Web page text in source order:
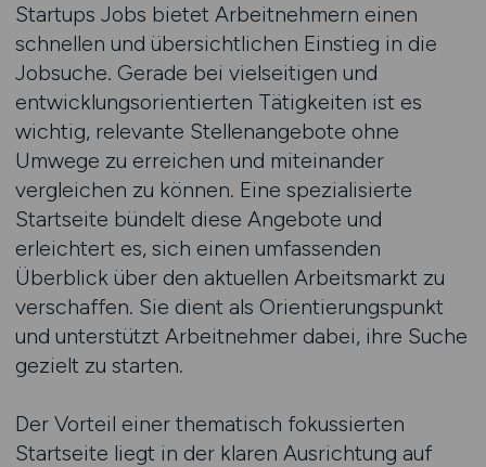
Startups Jobs bietet Arbeitnehmern einen
schnellen und übersichtlichen Einstieg in die
Jobsuche. Gerade bei vielseitigen und
entwicklungsorientierten Tätigkeiten ist es
wichtig, relevante Stellenangebote ohne
Umwege zu erreichen und miteinander
vergleichen zu können. Eine spezialisierte
Startseite bündelt diese Angebote und
erleichtert es, sich einen umfassenden
Überblick über den aktuellen Arbeitsmarkt zu
verschaffen. Sie dient als Orientierungspunkt
und unterstützt Arbeitnehmer dabei, ihre Suche
gezielt zu starten.
Der Vorteil einer thematisch fokussierten
Startseite liegt in der klaren Ausrichtung auf